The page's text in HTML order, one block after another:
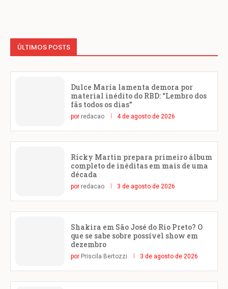
ÚLTIMOS POSTS
Dulce María lamenta demora por
material inédito do RBD: “Lembro dos
fãs todos os dias”
por redacao 4 de agosto de 2026
Ricky Martin prepara primeiro álbum
completo de inéditas em mais de uma
década
por redacao 3 de agosto de 2026
Shakira em São José do Rio Preto? O
que se sabe sobre possível show em
dezembro
por Priscila Bertozzi 3 de agosto de 2026